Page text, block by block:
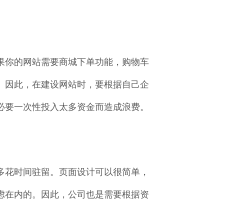
的网站需要商城下单功能，购物车
此，在建设网站时，要根据自己企
一次性投入太多资金而造成浪费。
时间驻留。页面设计可以很简单，
内的。因此，公司也是需要根据资